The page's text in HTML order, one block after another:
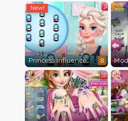
Princess Influencer Winter Wonderland 8